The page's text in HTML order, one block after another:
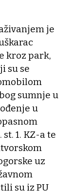
je
kroz park,
su se
sumnje u
u
1. KZ-a te
uz
su iz PU